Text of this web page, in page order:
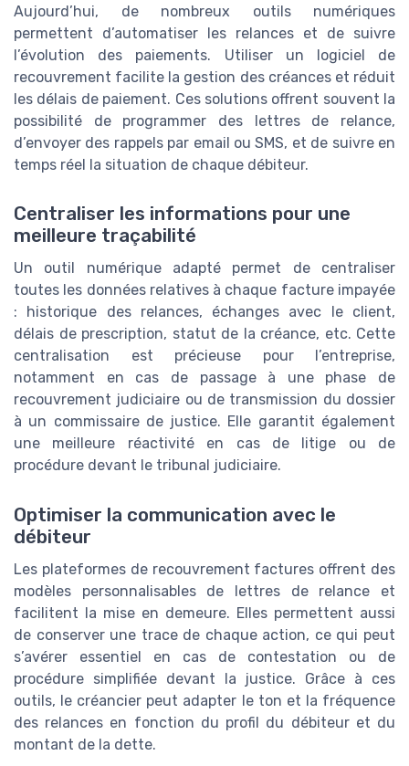
Aujourd’hui, de nombreux outils numériques
permettent d’automatiser les relances et de suivre
l’évolution des paiements. Utiliser un logiciel de
recouvrement facilite la gestion des créances et réduit
les délais de paiement. Ces solutions offrent souvent la
possibilité de programmer des lettres de relance,
d’envoyer des rappels par email ou SMS, et de suivre en
temps réel la situation de chaque débiteur.
Centraliser les informations pour une
meilleure traçabilité
Un outil numérique adapté permet de centraliser
toutes les données relatives à chaque facture impayée
: historique des relances, échanges avec le client,
délais de prescription, statut de la créance, etc. Cette
centralisation est précieuse pour l’entreprise,
notamment en cas de passage à une phase de
recouvrement judiciaire ou de transmission du dossier
à un commissaire de justice. Elle garantit également
une meilleure réactivité en cas de litige ou de
procédure devant le tribunal judiciaire.
Optimiser la communication avec le
débiteur
Les plateformes de recouvrement factures offrent des
modèles personnalisables de lettres de relance et
facilitent la mise en demeure. Elles permettent aussi
de conserver une trace de chaque action, ce qui peut
s’avérer essentiel en cas de contestation ou de
procédure simplifiée devant la justice. Grâce à ces
outils, le créancier peut adapter le ton et la fréquence
des relances en fonction du profil du débiteur et du
montant de la dette.